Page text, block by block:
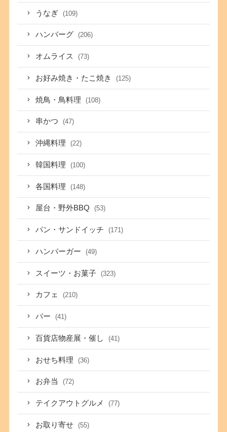
うなぎ (109)
ハンバーグ (206)
オムライス (73)
お好み焼き・たこ焼き (125)
焼鳥・鳥料理 (108)
串かつ (47)
沖縄料理 (22)
韓国料理 (100)
各国料理 (148)
屋台・野外BBQ (53)
パン・サンドイッチ (171)
ハンバーガー (49)
スイーツ・お菓子 (323)
カフェ (210)
バー (41)
百貨店物産展・催し (41)
おせち料理 (36)
お弁当 (72)
テイクアウトグルメ (77)
お取り寄せ (55)